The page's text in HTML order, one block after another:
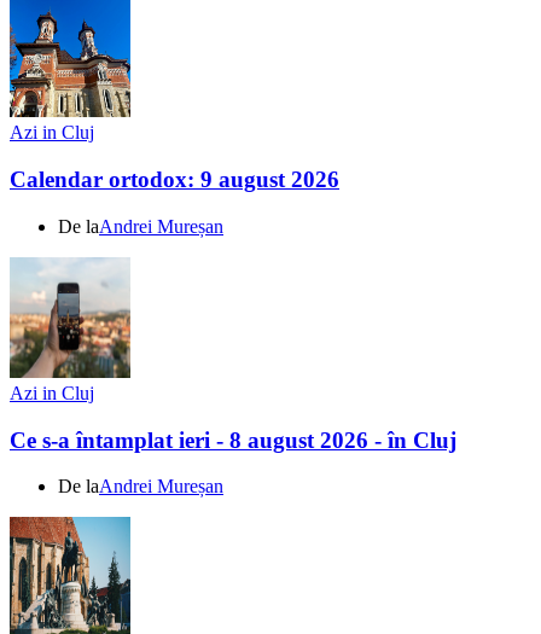
Azi in Cluj
Calendar ortodox: 9 august 2026
De laAndrei Mureșan
Azi in Cluj
Ce s-a întamplat ieri - 8 august 2026 - în Cluj
De laAndrei Mureșan